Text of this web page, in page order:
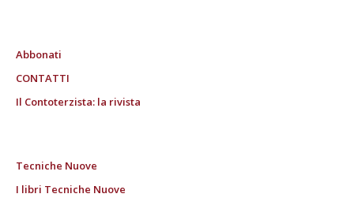
Abbonati
CONTATTI
Il Contoterzista: la rivista
Tecniche Nuove
I libri Tecniche Nuove